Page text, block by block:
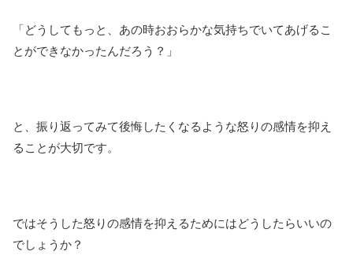
「どうしてもっと、あの時おおらかな気持ちでいてあげるこ
とができなかったんだろう？」
と、振り返ってみて後悔したくなるような怒りの感情を抑え
ることが大切です。
ではそうした怒りの感情を抑えるためにはどうしたらいいの
でしょうか？